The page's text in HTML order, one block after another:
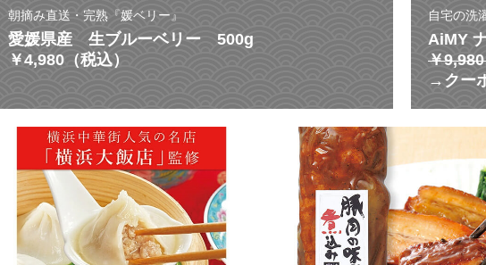
朝摘み直送・完熟『媛ベリー』
愛媛県産 生ブルーベリー 500g
￥4,980（税込）
自宅の洗
AiMY
￥
→クー